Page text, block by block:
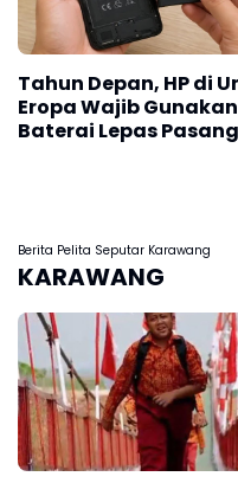
Tahun Depan, HP di
Eropa Wajib Gunakan
Baterai Lepas Pasang
Berita Pelita Seputar Karawang
KARAWANG